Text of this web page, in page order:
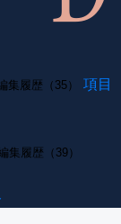
集履歴（35）
項目
集履歴（39）